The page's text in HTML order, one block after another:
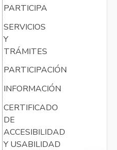
PARTICIPA
SERVICIOS
Y
TRÁMITES
PARTICIPACIÓN
INFORMACIÓN
CERTIFICADO
DE
ACCESIBILIDAD
Y USABILIDAD